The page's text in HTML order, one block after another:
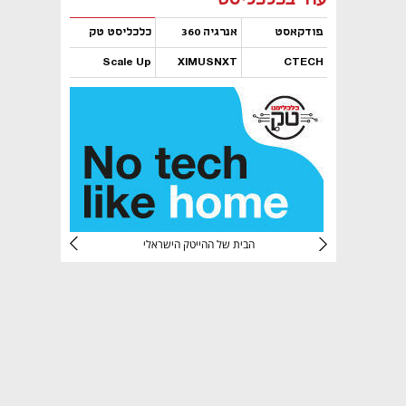
פודקאסט אנרגיה 360 כלכליסט טק
CTECH
XIMUSNXT
Scale Up
נפתח בכרטיסייה חדשה
הבית של ההייטק הישראלי
נפתח בכרטיסייה חדשה